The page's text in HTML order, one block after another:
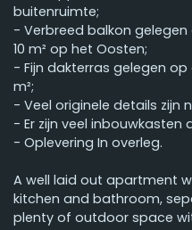
buitenruimte;
- Verbreed balkon
10 m² op het Oosten;
- Fijn dakterras gelegen op
m²;
- Veel originele details zijn
- Er zijn veel inbouwkasten
- Oplevering In overleg.
A well laid out apartment
kitchen and bathroom,
plenty of outdoor space